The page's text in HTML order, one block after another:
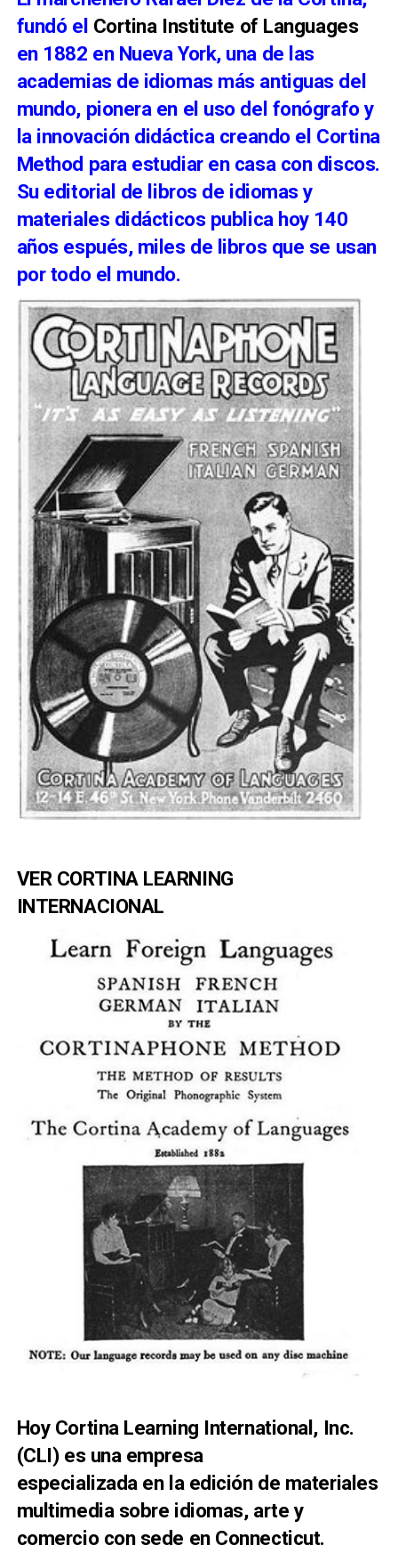
fundó el Cortina Institute of Languages
en 1882 en Nueva York, una de las
academias de idiomas más antiguas del
mundo, pionera en el uso del fonógrafo y
la innovación didáctica creando el Cortina
Method para estudiar en casa con discos.
Su editorial de libros de idiomas y
materiales didácticos publica hoy 140
años espués, miles de libros que se usan
por todo el mundo.
VER CORTINA LEARNING
INTERNACIONAL
Hoy Cortina Learning International, Inc.
(CLI) es una empresa
especializada en la edición de materiales
multimedia sobre idiomas, arte y
comercio con sede en Connecticut.